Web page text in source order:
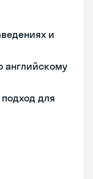
и
английскому
для